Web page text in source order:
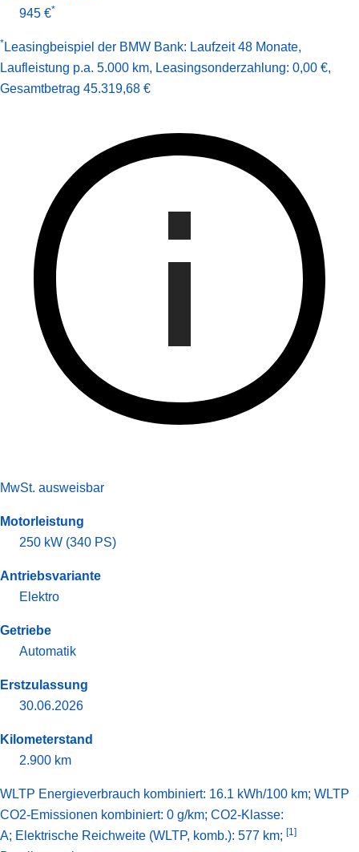
945 €*
* Leasingbeispiel der BMW Bank: Laufzeit 48 Monate,
Laufleistung p.a. 5.000 km, Leasingsonderzahlung: 0,00 €,
Gesamt­betrag 45.319,68 €
MwSt. ausweisbar
Motorleistung
250 kW (340 PS)
Antriebsvariante
Elektro
Getriebe
Automatik
Erstzulassung
30.06.2026
Kilometerstand
2.900 km
WLTP Energieverbrauch kombiniert: 16.1 kWh/100 km; WLTP
CO2-Emissionen kombiniert: 0 g/km; CO2-Klasse:
A; Elektrische Reichweite (WLTP, komb.): 577 km; [1]